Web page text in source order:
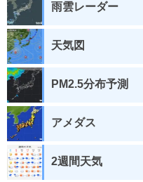
雨雲レーダー
天気図
PM2.5分布予測
アメダス
2週間天気